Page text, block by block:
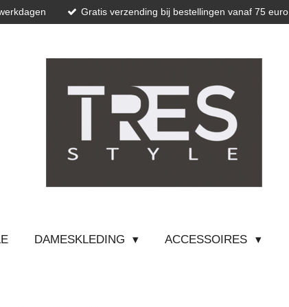
Gratis verzending bij bestellingen vanaf 75 euro
DAMESKLEDING ACCESSOIRES